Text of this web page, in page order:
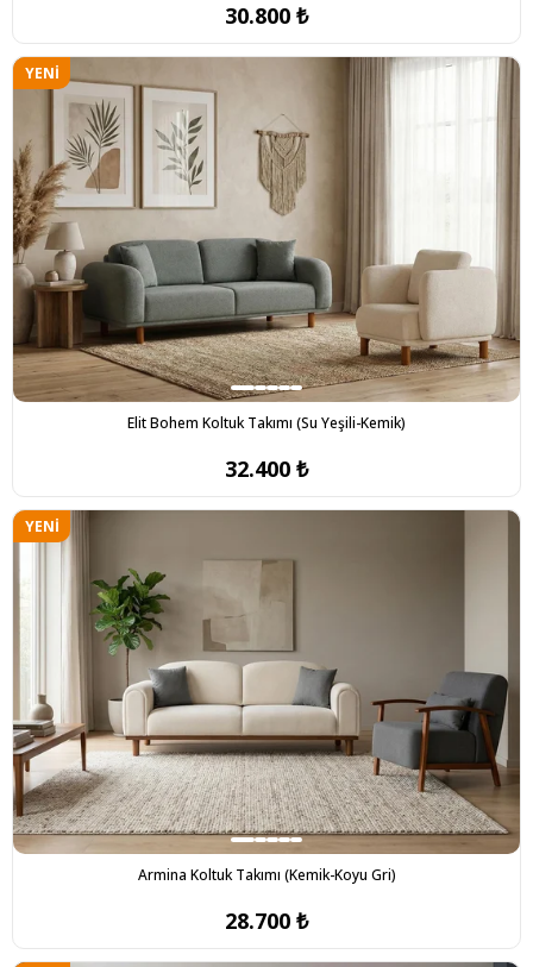
30.800 ₺
Elit Bohem Koltuk Takımı (Su Yeşili-Kemik)
32.400 ₺
YENI
Armina Koltuk Takımı (Kemik-Koyu Gri)
28.700 ₺
YENI
ÜRÜN